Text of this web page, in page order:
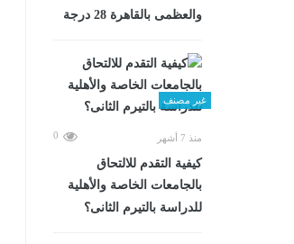
والعظمى بالقاهرة 28 درجة
غير مصنف
منذ 7 أشهر 0
كيفية التقدم للالتحاق
بالجامعات الخاصة والأهلية
للدراسة بالتيرم الثانى؟